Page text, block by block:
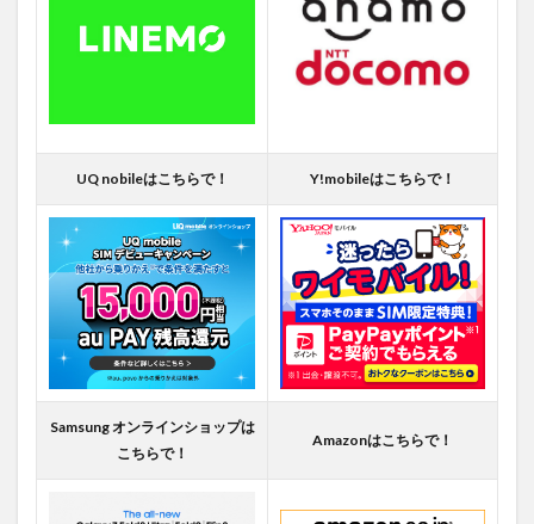
UQ nobileはこちらで！ Y!mobileはこちらで！
Samsung オンラインショップは
こちらで！
Amazonはこちらで！